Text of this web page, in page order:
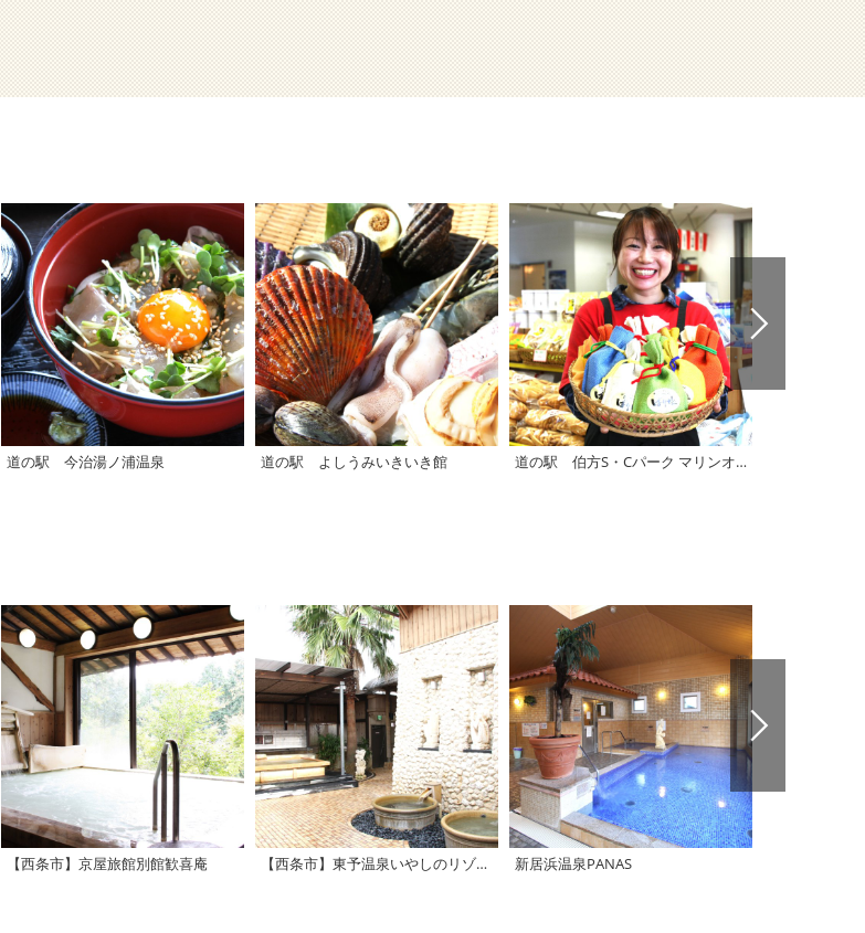
道の駅 今治湯ノ浦温泉 道の駅 よしうみいきいき館 道の駅 伯方S・Cパーク マリンオアシスはかた
【西条市】京屋旅館別館歓喜庵 【西条市】東予温泉いやしのリゾート 新居浜温泉PANAS